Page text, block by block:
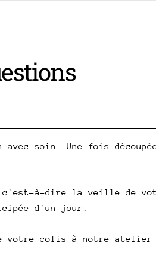
avec soin. Une fois
c'est-à-dire la veille de
d'un jour.
votre colis à notre atelier